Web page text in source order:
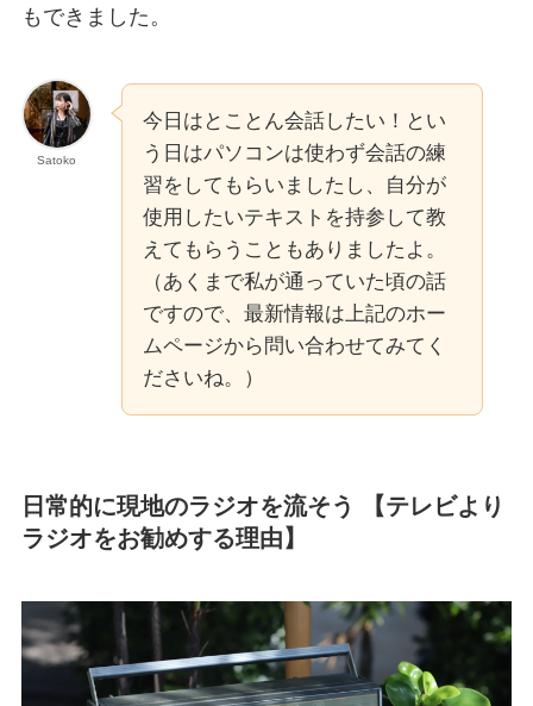
もできました。
Satoko
今日はとことん会話したい！とい
う日はパソコンは使わず会話の練
習をしてもらいましたし、自分が
使用したいテキストを持参して教
えてもらうこともありましたよ。
（あくまで私が通っていた頃の話
ですので、最新情報は上記のホー
ムページから問い合わせてみてく
ださいね。）
日常的に現地のラジオを流そう 【テレビより
ラジオをお勧めする理由】